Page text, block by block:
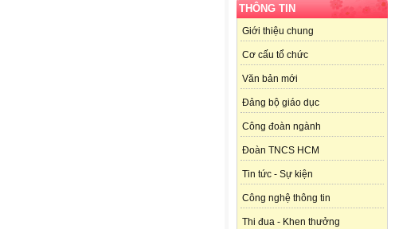
THÔNG TIN
Giới thiệu chung
Cơ cấu tổ chức
Văn bản mới
Đảng bộ giáo dục
Công đoàn ngành
Đoàn TNCS HCM
Tin tức - Sự kiện
Công nghệ thông tin
Thi đua - Khen thưởng